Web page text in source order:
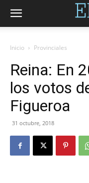
Inicio Provinciales
Reina: En
los votos
Figueroa
31 octubre, 2018